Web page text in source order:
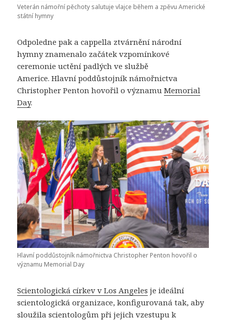
Veterán námořní pěchoty salutuje vlajce během a zpěvu Americké
státní hymny
Odpoledne pak a cappella ztvárnění národní
hymny znamenalo začátek vzpomínkové
ceremonie uctění padlých ve službě
Americe. Hlavní poddůstojník námořnictva
Christopher Penton hovořil o významuMemorial
Day.
Hlavní poddůstojník námořnictva Christopher Penton hovořil o
významu Memorial Day
Scientologická církev v Los Angeles je ideální
scientologická organizace, konfigurovaná tak, aby
sloužila scientologům při jejich vzestupu k